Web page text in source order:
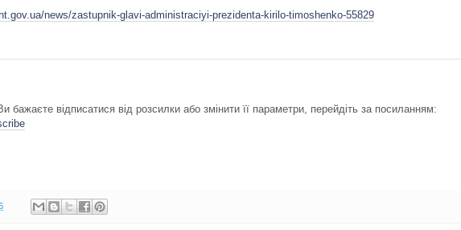
news/zastupnik-glavi-administraciyi-prezidenta-kirilo-timoshenko-55829
бажаєте відписатися від розсилки або змінити її параметри, перейдіть за посиланням: